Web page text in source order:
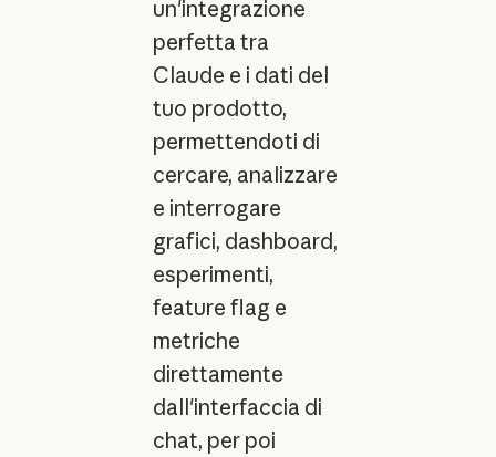
un'integrazione
perfetta tra
Claude e i dati del
tuo prodotto,
permettendoti di
cercare, analizzare
e interrogare
grafici, dashboard,
esperimenti,
feature flag e
metriche
direttamente
dall'interfaccia di
chat, per poi